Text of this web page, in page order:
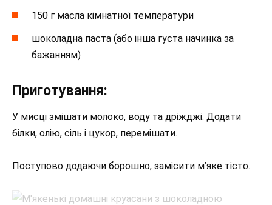
150 г масла кімнатної температури
шоколадна паста (або інша густа начинка за
бажанням)
Приготування:
У мисці змішати молоко, воду та дріжджі. Додати
білки, олію, сіль і цукор, перемішати.
Поступово додаючи борошно, замісити м’яке тісто.